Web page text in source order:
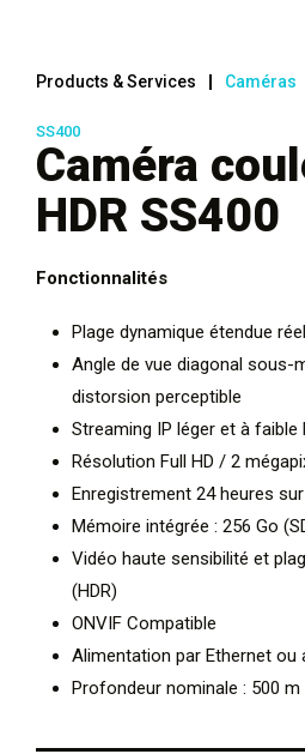
Products & Services Caméras
SS400
Caméra
HDR SS400
Fonctionnalités
Plage dynamique étendue
Angle de vue diagonal sous-
distorsion perceptible
Streaming IP léger et à faible
Résolution Full HD / 2
Enregistrement 24 heures
Mémoire intégrée : 256 Go
Vidéo haute sensibilité et
(HDR)
ONVIF Compatible
Alimentation par Ethernet ou
Profondeur nominale : 500 m